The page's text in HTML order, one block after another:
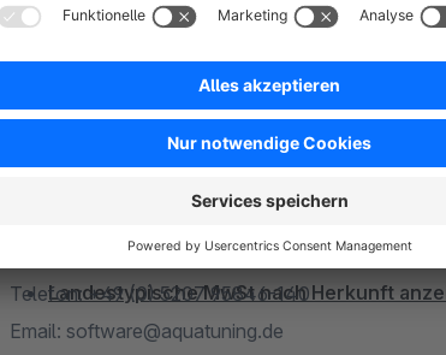
UPS Versandkosten-Berechnung via UPS
Einkaufswelten im Warenkorb anzeigen
Versandarten & -aufschläge pro Artikel
Artikel Benachrichtigungen Pro - für
Individuelle Sidebar / Seitenleiste
Mention XML Schnittstelle
Landestypische MwSt nach Herkunft
Kontakt & Support
Haben Sie Fragen, Kritik oder Anregungen -
D-33758 Schloß Holte-Stukenbrock
Telefon: +49 (0) 5207 95846-140
Email: software@aquatuning.de